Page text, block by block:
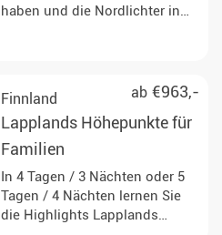
haben und die Nordlichter in
Wochenend-Abenteuer.
ab €963,-
Finnland
Lapplands Höhepunkte für
Familien
In 4 Tagen / 3 Nächten oder 5
Tagen / 4 Nächten lernen Sie
die Highlights Lapplands